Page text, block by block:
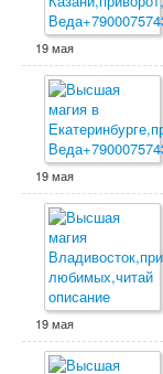
19 мая
19 мая
19 мая